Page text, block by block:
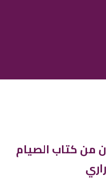
من كتاب الصيام